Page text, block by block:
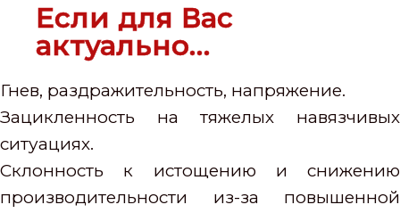
Если для Вас
актуально…
Гнев, раздражительность, напряжение.
Зацикленность на тяжелых навязчивых
ситуациях.
Склонность к истощению и снижению
производительности из-за повышенной